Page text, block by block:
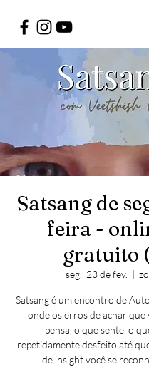
Satsang de
feira -
gratuito
seg., 23 de fev.
  |
Satsang é um encontro de
onde os erros de achar que
pensa, o que sente, o
repetidamente desfeito até
de insight você se